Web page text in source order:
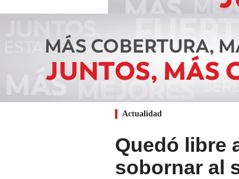
Actualidad
Quedó libre
sobornar al